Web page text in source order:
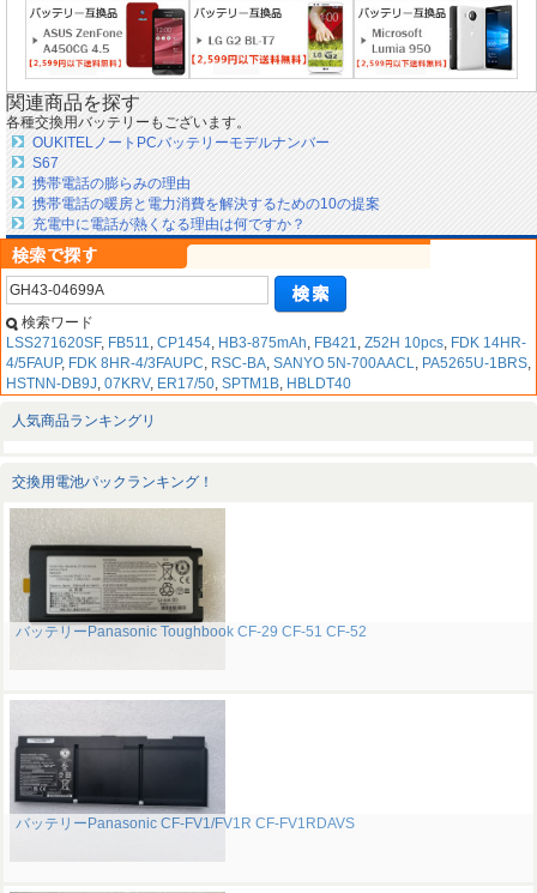
関連商品を探す
各種交換用バッテリーもございます。
OUKITELノートPCバッテリーモデルナンバー
S67
携帯電話の膨らみの理由
携帯電話の暖房と電力消費を解決するための10の提案
充電中に電話が熱くなる理由は何ですか？
検索ワード
LSS271620SF, FB511, CP1454, HB3-875mAh, FB421, Z52H 10pcs, FDK 14HR-
4/5FAUP, FDK 8HR-4/3FAUPC, RSC-BA, SANYO 5N-700AACL, PA5265U-1BRS,
HSTNN-DB9J, 07KRV, ER17/50, SPTM1B, HBLDT40
人気商品ランキングリ
交換用電池パックランキング！
バッテリーPanasonic Toughbook CF-29 CF-51 CF-52
バッテリーPanasonic CF-FV1/FV1R CF-FV1RDAVS